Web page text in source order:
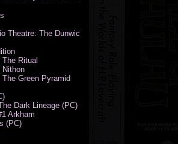
Theatre: The Dunwich Horror - Audio CD with
Ritual
Nithon
Green Pyramid
Dark Lineage (PC)
Arkham
(PC)